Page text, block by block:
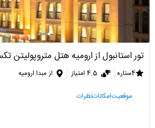
تور استانبول از ارومیه هتل متروپولیتن
4ستاره 4.5 امتیاز از مبدا ارومیه
موقعیتامکاناتنظرات